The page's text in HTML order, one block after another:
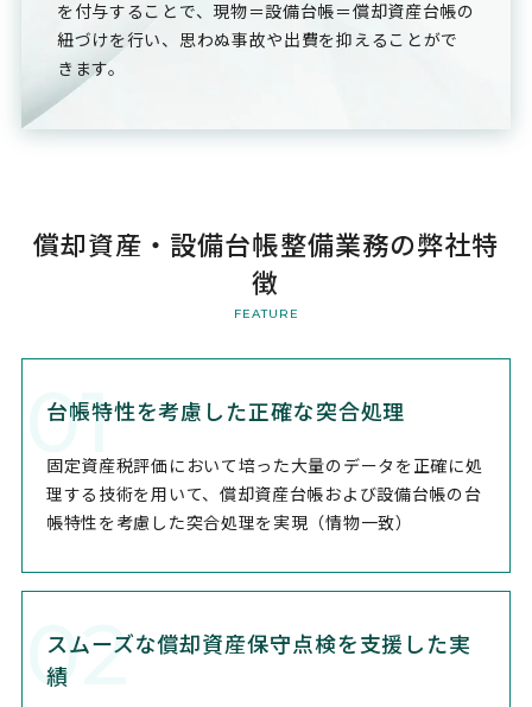
を付与することで、現物＝設備台帳＝償却資産台帳の
紐づけを行い、思わぬ事故や出費を抑えることがで
きます。
償却資産・設備台帳整備業務の弊社特
徴
FEATURE
台帳特性を考慮した正確な突合処理
固定資産税評価において培った大量のデータを正確に処
理する技術を用いて、償却資産台帳および設備台帳の台
帳特性を考慮した突合処理を実現（情物一致）
01
スムーズな償却資産保守点検を支援した実
績
02